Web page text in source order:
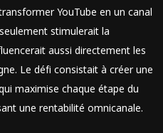
YouTube en un canal
stimulerait la
aussi directement les
Le défi consistait à créer une
maximise chaque étape du
une rentabilité omnicanale.